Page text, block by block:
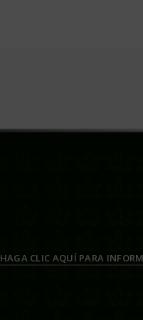
HAGA CLIC AQUÍ PARA